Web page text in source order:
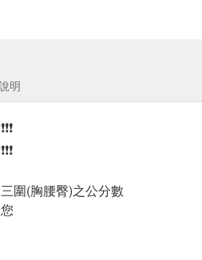
明
圍(胸腰臀)之公分數